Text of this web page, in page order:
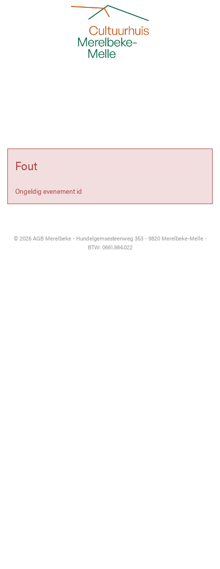
Fout
Ongeldig evenement id
© 2026 AGB Merelbeke - Hundelgemsesteenweg 353 - 9820 Merelbeke-Melle -
BTW: 0661.984.022